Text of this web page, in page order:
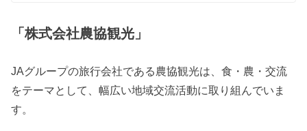
「株式会社農協観光」
JAグループの旅行会社である農協観光は、食・農・交流
をテーマとして、幅広い地域交流活動に取り組んでいま
す。